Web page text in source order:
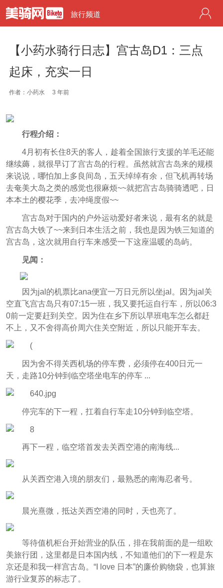
旅行频道
【小药水骑行日志】宫古岛D1：三点
起床，充实一日
作者：小药水 3 年前
行程介绍：
4月初有长住8天的客人，趁着全国旅行支援的羊毛还能
继续薅，就很早订了宫古岛的行程。虽然就宫古岛来的规模
来说说，哪怕加上多良间岛，五天绰绰有余，但飞机再转场
去奄美大岛之类的感觉也很麻烦~~就把宫古岛骑骑透吧，日
本本土的樱花季，去冲绳度假~~
宫古岛对于国内的户外运动爱好者来说，最有名的就是
宫古岛大铁了~~来到日本生活之前，我也是因为铁三知道的
宫古岛，这次就用自行车来感受一下这座温暖的岛屿。
见闻：
因为jal的机票比ana便宜一万日元所以坐jal。因为jal关
空直飞宫古岛只有07:15一班，我又要托运自行车，所以06:3
0前一定要赶到关空。因为住在乡下所以早班电车怎么都赶
不上，又不舍得高价周六住关空附近，所以只能开车去。
因为舍不得关西机场的停车费，必须停在400日元一
天，走路10分钟到临空塔坐电车的停车 ...
停完车的下一程，扛着自行车走10分钟到临空塔。
再下一程，临空塔首发去关西空港的南海线...
从关西空港入境的朋友们，最熟悉的南海忍者号。
晨光熹微，抵达关西空港的同时，天也亮了。
等待值机柜台开始营业的队伍，排在我前面的是一组欧
美旅行团，这里都是日本国内线，不知道他们的下一程是东
京还是和我一样宫古岛。“I love 日本”的廉价购物袋，也算旅
游行业复苏的标志了。